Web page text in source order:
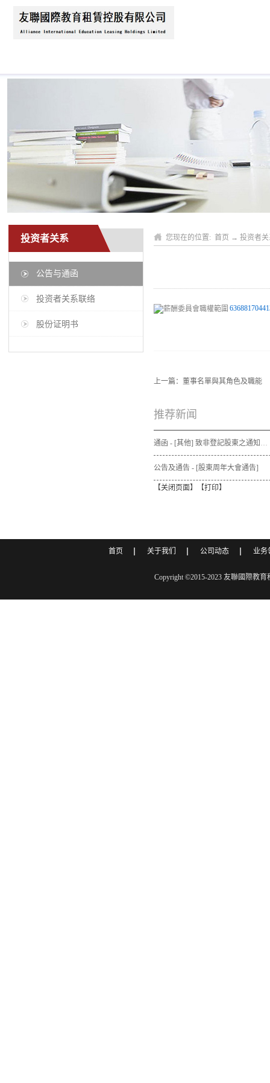
投资者关系
公告与通函
投资者关系联络
股份证明书
您现在的位置: 首页 → 投资者
上一篇： 董事名單與其角色及職能
推荐新闻
通函 - [其他] 致非登記股東之通知信函及申請表格 - 通函連同股東週年大會通告及代表委任表格之發佈通知
公告及通告 - [股東周年大會通告]
【关闭页面】【打印】
首页 关于我们 公司动态 业务
Copyright ©2015-2023 友聯國際教